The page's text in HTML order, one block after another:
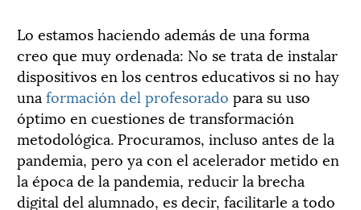
Lo estamos haciendo además de una forma
creo que muy ordenada: No se trata de instalar
dispositivos en los centros educativos si no hay
una formación del profesorado para su uso
óptimo en cuestiones de transformación
metodológica. Procuramos, incluso antes de la
pandemia, pero ya con el acelerador metido en
la época de la pandemia, reducir la brecha
digital del alumnado, es decir, facilitarle a todo